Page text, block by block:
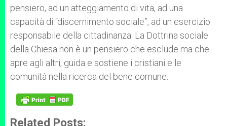
pensiero, ad un atteggiamento di vita, ad una
capacità di “discernimento sociale”, ad un esercizio
responsabile della cittadinanza. La Dottrina sociale
della Chiesa non è un pensiero che esclude ma che
apre agli altri, guida e sostiene i cristiani e le
comunità nella ricerca del bene comune.
Related Posts: